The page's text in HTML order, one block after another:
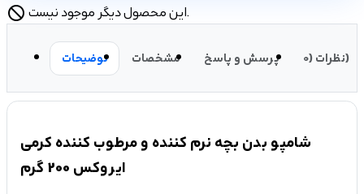
block این محصول دیگر موجود نیست.
توضیحات مشخصات پرسش و پاسخ نظرات (0)
شامپو بدن بچه نرم کننده و مرطوب کننده کرمی
ایروکس 200 گرم